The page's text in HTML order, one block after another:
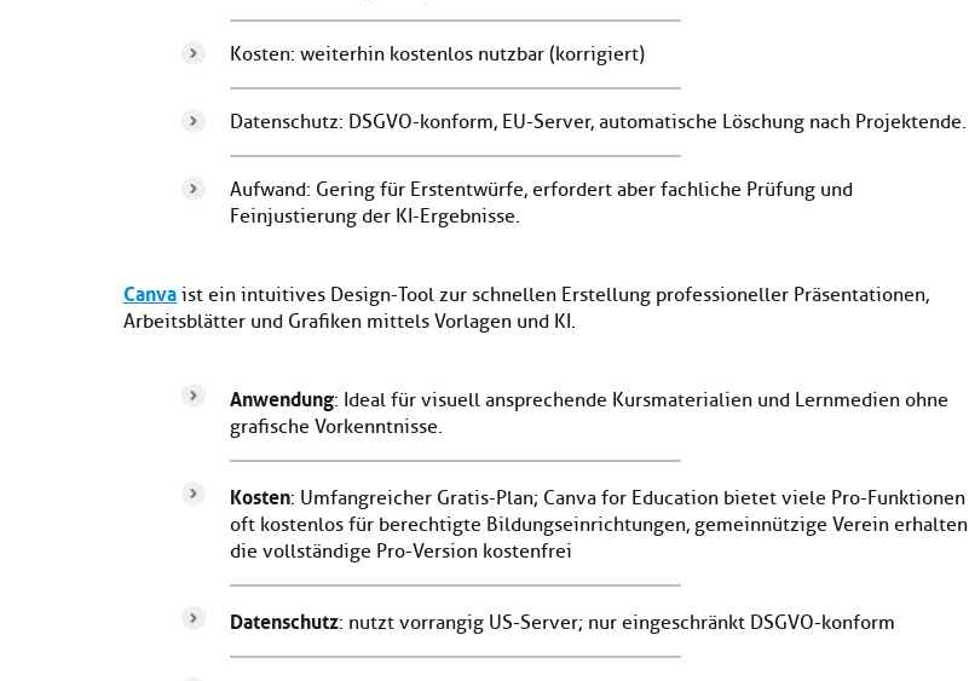
Kosten: weiterhin kostenlos nutzbar (korrigiert)
Datenschutz: DSGVO-konform, EU-Server, automatische Löschung nach Projektende.
Aufwand: Gering für Erstentwürfe, erfordert aber fachliche Prüfung und
Feinjustierung der KI-Ergebnisse.
Canva ist ein intuitives Design-Tool zur schnellen Erstellung professioneller Präsentationen,
Arbeitsblätter und Grafiken mittels Vorlagen und KI.
Anwendung: Ideal für visuell ansprechende Kursmaterialien und Lernmedien ohne
grafische Vorkenntnisse.
Kosten: Umfangreicher Gratis-Plan; Canva for Education bietet viele Pro-Funktionen
oft kostenlos für berechtigte Bildungseinrichtungen, gemeinnützige Verein erhalten
die vollständige Pro-Version kostenfrei
Datenschutz: nutzt vorrangig US-Server; nur eingeschränkt DSGVO-konform